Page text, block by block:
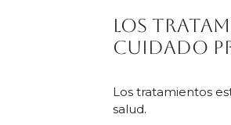
Los
cuidado
Los tratamientos
salud.